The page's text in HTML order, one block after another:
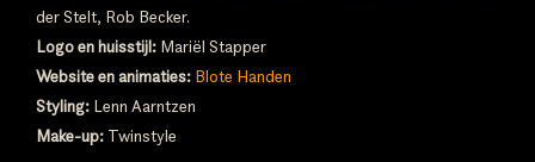
der Stelt, Rob Becker.
Logo en huisstijl: Mariël Stapper
Website en animaties: Blote Handen
Styling: Lenn Aarntzen
Make-up: Twinstyle